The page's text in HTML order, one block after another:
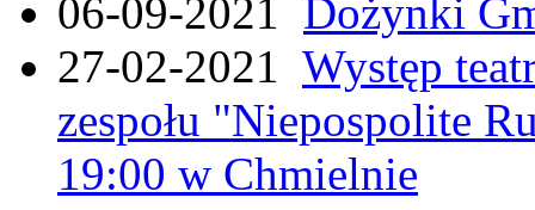
06-09-2021 Dożynki
27-02-2021 Występ
zespołu "Niepospolite
19:00 w Chmielnie